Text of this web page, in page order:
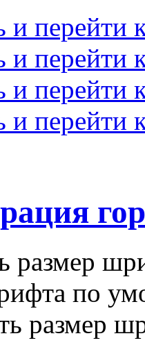
и перейти
и перейти
и перейти
и перейти